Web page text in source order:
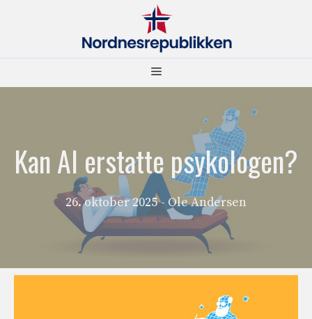
Meny
Kan AI erstatte psykologen?
26. oktober 2025 - Ole Andersen